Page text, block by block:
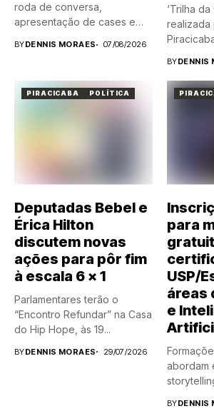
roda de conversa,
apresentação de cases e
BYDENNIS MORAES 07/08/2026
‘Trilha da
realizada
BYDENNIS
PIRACICABA POLÍTICA
Deputadas Bebel e
Érica Hilton
discutem novas
ações para pôr fim
à escala 6 x 1
Parlamentares terão o
“Encontro Refundar” na Casa
do Hip Hope, às 19...
BYDENNIS MORAES 29/07/2026
para
USP/
áreas
e
abordam
BYDENNIS